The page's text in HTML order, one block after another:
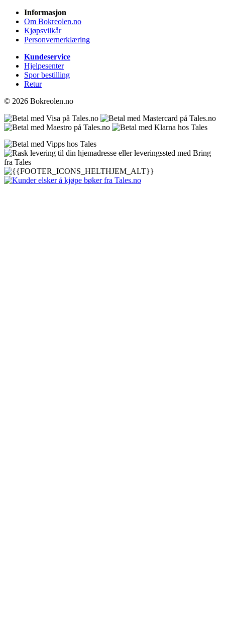
Informasjon
Om Bokreolen.no
Kjøpsvilkår
Personvernerklæring
Kundeservice
Hjelpesenter
Spor bestilling
Retur
© 2026 Bokreolen.no